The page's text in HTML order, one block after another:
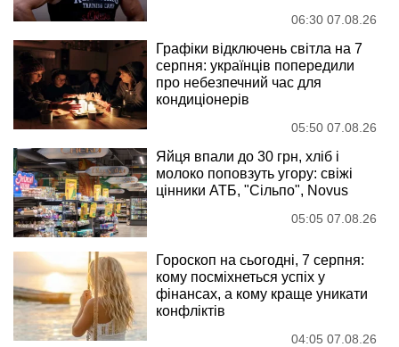
06:30 07.08.26
Графіки відключень світла на 7
серпня: українців попередили
про небезпечний час для
кондиціонерів
05:50 07.08.26
Яйця впали до 30 грн, хліб і
молоко поповзуть угору: свіжі
цінники АТБ, "Сільпо", Novus
05:05 07.08.26
Гороскоп на сьогодні, 7 серпня:
кому посміхнеться успіх у
фінансах, а кому краще уникати
конфліктів
04:05 07.08.26